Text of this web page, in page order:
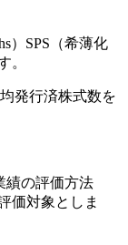
）SPS（希薄化
。
発行済株式数を
績の評価方法
価対象としま